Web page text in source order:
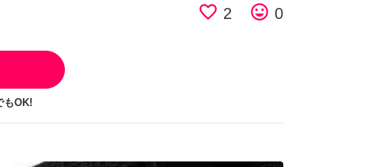
favorite_border 2 tag_faces 0
もOK!